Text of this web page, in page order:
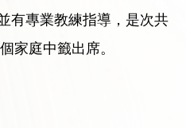
有專業教練指導，是次共
家庭中籤出席。